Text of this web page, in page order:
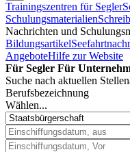
Trainingszentren für Segler
Schulungsmaterialien
Nachrichten und
Bildungsartikel
AngeboteHilfe zur Website
Für Segler Für
Suche nach aktuellen
Berufsbezeichnung
Wählen...